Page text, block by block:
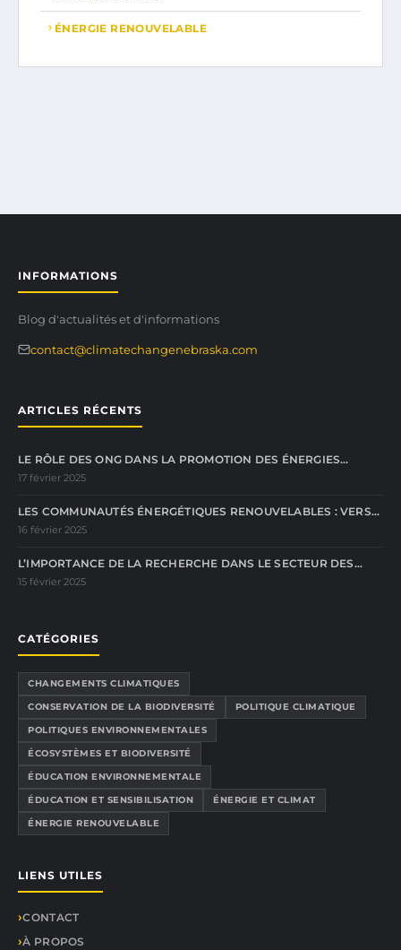
ÉNERGIE RENOUVELABLE
INFORMATIONS
Blog d'actualités et d'informations
contact@climatechangenebraska.com
ARTICLES RÉCENTS
LE RÔLE DES ONG DANS LA PROMOTION DES ÉNERGIES…
17 février 2025
LES COMMUNAUTÉS ÉNERGÉTIQUES RENOUVELABLES : VERS…
16 février 2025
L’IMPORTANCE DE LA RECHERCHE DANS LE SECTEUR DES…
15 février 2025
CATÉGORIES
CHANGEMENTS CLIMATIQUES
CONSERVATION DE LA BIODIVERSITÉ
POLITIQUE CLIMATIQUE
POLITIQUES ENVIRONNEMENTALES
ÉCOSYSTÈMES ET BIODIVERSITÉ
ÉDUCATION ENVIRONNEMENTALE
ÉDUCATION ET SENSIBILISATION
ÉNERGIE ET CLIMAT
ÉNERGIE RENOUVELABLE
LIENS UTILES
CONTACT
À PROPOS